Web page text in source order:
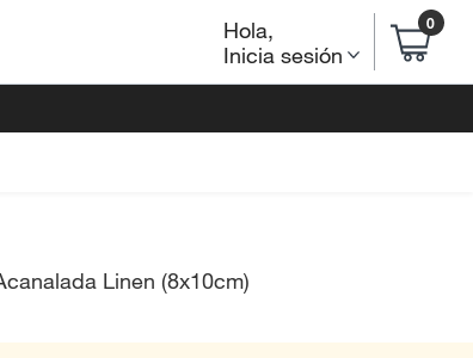
Hola,
Inicia sesión
0
Linen (8x10cm)